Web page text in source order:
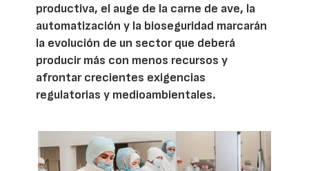
productiva, el auge de la carne de ave, la
automatización y la bioseguridad marcarán
la evolución de un sector que deberá
producir más con menos recursos y
afrontar crecientes exigencias
regulatorias y medioambientales.